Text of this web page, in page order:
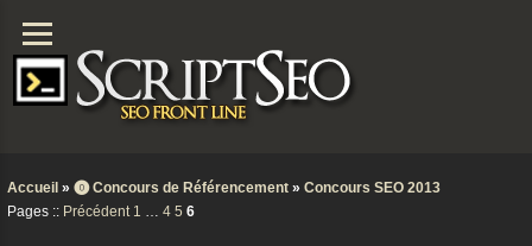
Accueil » ⓿ Concours de Référencement » Concours SEO 2013
Pages :: Précédent 1 … 4 5 6